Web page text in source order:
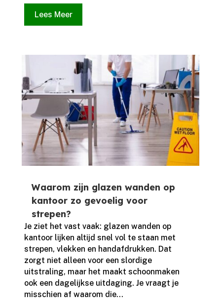
Lees Meer
Waarom zijn glazen wanden op
kantoor zo gevoelig voor
strepen?
​Je ziet het vast vaak: glazen wanden op
kantoor lijken altijd snel vol te staan met
strepen, vlekken en handafdrukken. Dat
zorgt niet alleen voor een slordige
uitstraling, maar het maakt schoonmaken
ook een dagelijkse uitdaging.​ Je vraagt je
misschien af waarom die...